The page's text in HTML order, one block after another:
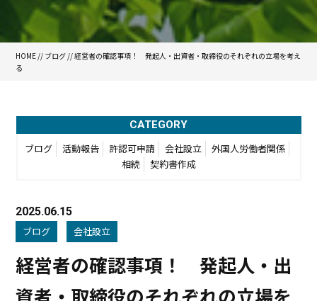
HOME // ブログ // 経営者の確認事項！ 発起人・出資者・取締役のそれぞれの立場を考え
る
CATEGORY
ブログ 活動報告 許認可申請 会社設立
外国人労働者関係
相続
契約書作成
2025.06.15
ブログ
会社設立
経営者の確認事項！ 発起人・出
資者・取締役のそれぞれの立場を